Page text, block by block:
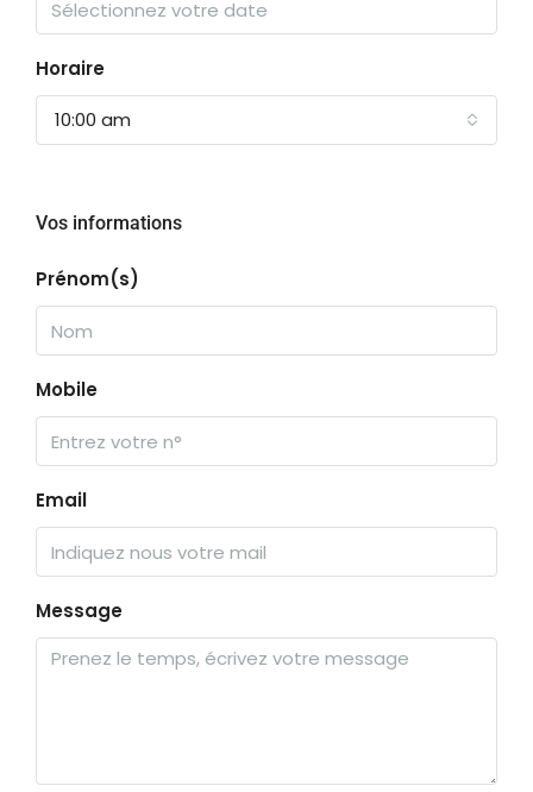
Horaire
10:00 am
Vos informations
Prénom(s)
Mobile
Email
Message